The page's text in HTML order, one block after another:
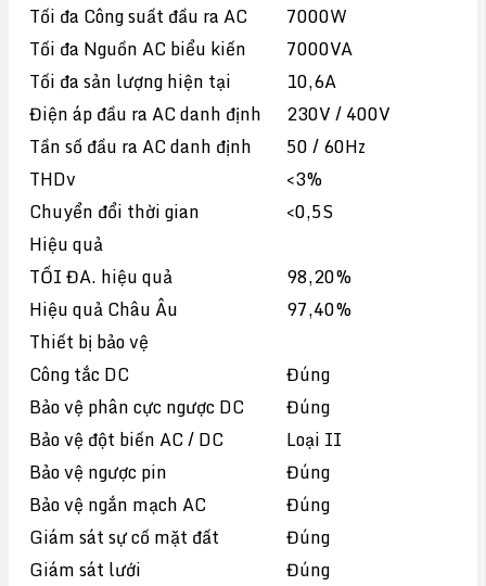
Tối đa Công suất đầu ra AC
7000W
Tối đa Nguồn AC biểu kiến
7000VA
Tối đa sản lượng hiện tại
10,6A
Điện áp đầu ra AC danh định
230V / 400V
Tần số đầu ra AC danh định
50 / 60Hz
THDv
<3%
Chuyển đổi thời gian
<0,5S
Hiệu quả
TỐI ĐA. hiệu quả
98,20%
Hiệu quả Châu Âu
97,40%
Thiết bị bảo vệ
Công tắc DC
Đúng
Bảo vệ phân cực ngược DC
Đúng
Bảo vệ đột biến AC / DC
Loại II
Bảo vệ ngược pin
Đúng
Bảo vệ ngắn mạch AC
Đúng
Giám sát sự cố mặt đất
Đúng
Giám sát lưới
Đúng